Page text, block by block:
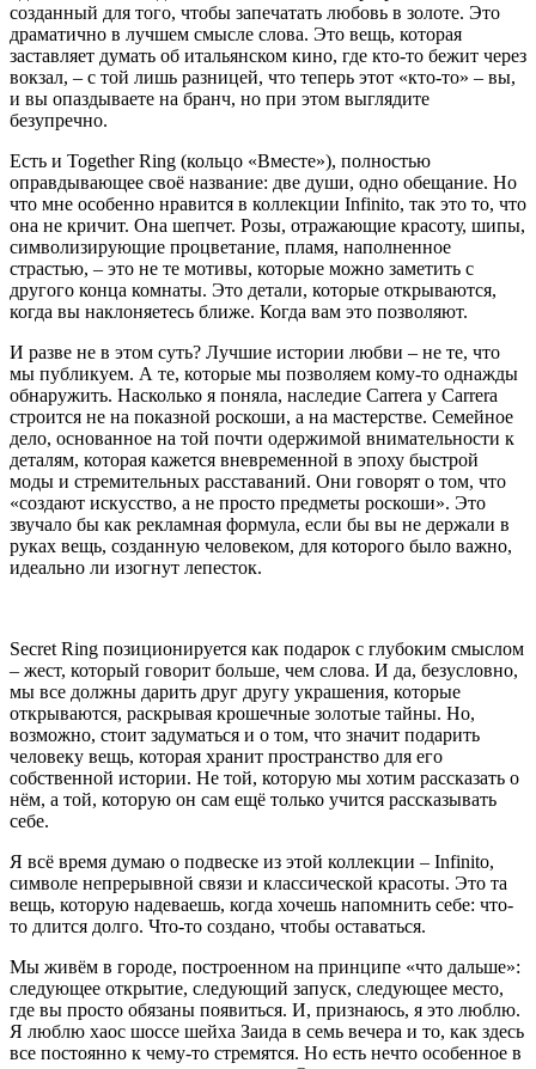
созданный для того, чтобы запечатать любовь в золоте. Это
драматично в лучшем смысле слова. Это вещь, которая
заставляет думать об итальянском кино, где кто-то бежит через
вокзал, – с той лишь разницей, что теперь этот «кто-то» – вы,
и вы опаздываете на бранч, но при этом выглядите
безупречно.
Есть и Together Ring (кольцо «Вместе»), полностью
оправдывающее своё название: две души, одно обещание. Но
что мне особенно нравится в коллекции Infinito, так это то, что
она не кричит. Она шепчет. Розы, отражающие красоту, шипы,
символизирующие процветание, пламя, наполненное
страстью, – это не те мотивы, которые можно заметить с
другого конца комнаты. Это детали, которые открываются,
когда вы наклоняетесь ближе. Когда вам это позволяют.
И разве не в этом суть? Лучшие истории любви – не те, что
мы публикуем. А те, которые мы позволяем кому-то однажды
обнаружить. Насколько я поняла, наследие Carrera y Carrera
строится не на показной роскоши, а на мастерстве. Семейное
дело, основанное на той почти одержимой внимательности к
деталям, которая кажется вневременной в эпоху быстрой
моды и стремительных расставаний. Они говорят о том, что
«создают искусство, а не просто предметы роскоши». Это
звучало бы как рекламная формула, если бы вы не держали в
руках вещь, созданную человеком, для которого было важно,
идеально ли изогнут лепесток.
Secret Ring позиционируется как подарок с глубоким смыслом
– жест, который говорит больше, чем слова. И да, безусловно,
мы все должны дарить друг другу украшения, которые
открываются, раскрывая крошечные золотые тайны. Но,
возможно, стоит задуматься и о том, что значит подарить
человеку вещь, которая хранит пространство для его
собственной истории. Не той, которую мы хотим рассказать о
нём, а той, которую он сам ещё только учится рассказывать
себе.
Я всё время думаю о подвеске из этой коллекции – Infinito,
символе непрерывной связи и классической красоты. Это та
вещь, которую надеваешь, когда хочешь напомнить себе: что-
то длится долго. Что-то создано, чтобы оставаться.
Мы живём в городе, построенном на принципе «что дальше»:
следующее открытие, следующий запуск, следующее место,
где вы просто обязаны появиться. И, признаюсь, я это люблю.
Я люблю хаос шоссе шейха Заида в семь вечера и то, как здесь
все постоянно к чему-то стремятся. Но есть нечто особенное в